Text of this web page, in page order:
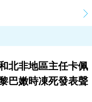
北非地區主任卡佩
巴嫩時凍死發表聲